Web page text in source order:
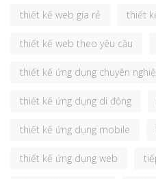
thiết kế web gía rẻ thiết
thiết kế web theo yêu cầu
thiết kế ứng dụng chuyên
thiết kế ứng dụng di động
thiết kế ứng dụng mobile
thiết kế ứng dụng web